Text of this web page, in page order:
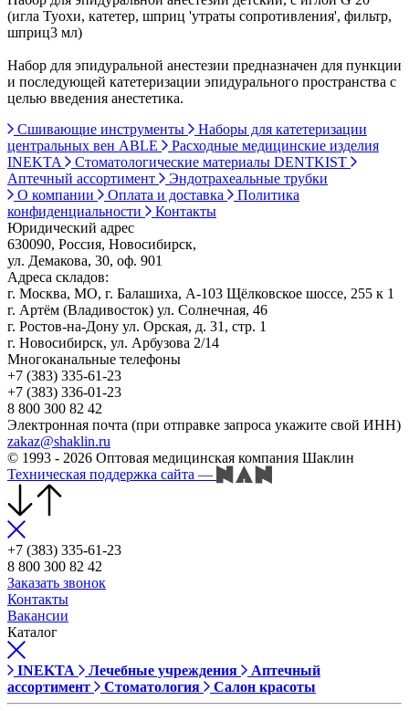
(игла Туохи, катетер, шприц 'утраты сопротивления', фильтр,
шприц3 мл)
Набор для эпидуральной анестезии предназначен для пункции
и последующей катетеризации эпидурального пространства с
целью введения анестетика.
Сшивающие инструменты
Наборы для катетеризации
центральных вен ABLE
Расходные медицинские изделия
INEKTA
Стоматологические материалы DENTKIST
Аптечный ассортимент
Эндотрахеальные трубки
О компании
Оплата и доставка
Политика
конфиденциальности
Контакты
Юридический адрес
630090, Россия, Новосибирск,
ул. Демакова, 30, оф. 901
Адреса складов:
г. Москва, МО, г. Балашиха, А-103 Щёлковское шоссе, 255 к 1
г. Артём (Владивосток) ул. Солнечная, 46
г. Ростов-на-Дону ул. Орская, д. 31, стр. 1
г. Новосибирск, ул. Арбузова 2/14
Многоканальные телефоны
+7 (383) 335-61-23
+7 (383) 336-01-23
8 800 300 82 42
Электронная почта (при отправке запроса укажите свой ИНН)
zakaz@shaklin.ru
© 1993 - 2026 Оптовая медицинская компания Шаклин
Техническая поддержка сайта —
+7 (383) 335-61-23
8 800 300 82 42
Заказать звонок
Контакты
Вакансии
Каталог
INEKTA Лечебные учреждения
Аптечный
ассортимент
Стоматология Салон красоты